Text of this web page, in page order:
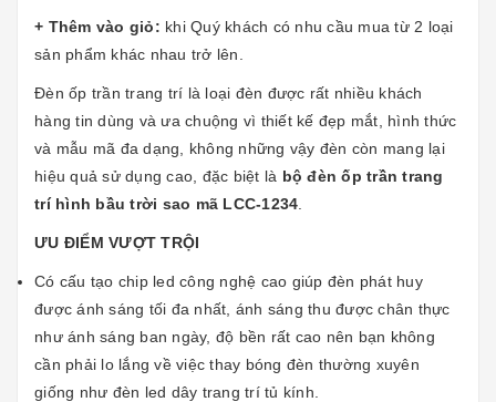
+ Thêm vào giỏ: khi Quý khách có nhu cầu mua từ 2 loại
sản phẩm khác nhau trở lên.
Đèn ốp trần trang trí là loại đèn được rất nhiều khách
hàng tin dùng và ưa chuộng vì thiết kế đẹp mắt, hình thức
và mẫu mã đa dạng, không những vậy đèn còn mang lại
hiệu quả sử dụng cao, đặc biệt là bộ đèn ốp trần trang
trí hình bầu trời sao mã LCC-1234
ƯU ĐIỂM VƯỢT TRỘI
Có cấu tạo chip led công nghệ cao giúp đèn phát huy
được ánh sáng tối đa nhất, ánh sáng thu được chân thực
như ánh sáng ban ngày, độ bền rất cao nên bạn không
cần phải lo lắng về việc thay bóng đèn thường xuyên
giống như đèn led dây trang trí tủ kính